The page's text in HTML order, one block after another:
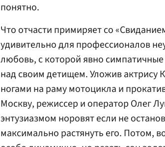
понятно.
Что отчасти примиряет со
удивительно для профессионалов
любовь, с которой явно
над своим детищем. Уложив актрису
ногами на раму мотоцикла и
Москву, режиссер и оператор Олег
энтузиазмом норовят если не
максимально растянуть его.